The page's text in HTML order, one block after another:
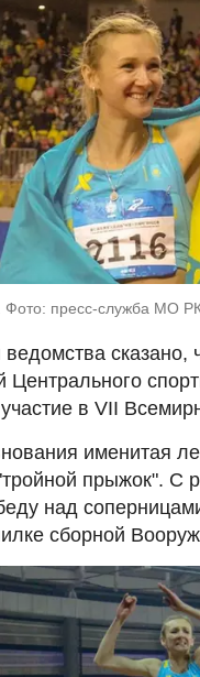
Фото: пресс-служба МО
сказано,
Центрального
в VII
именитая
прыжок". С
над
сборной